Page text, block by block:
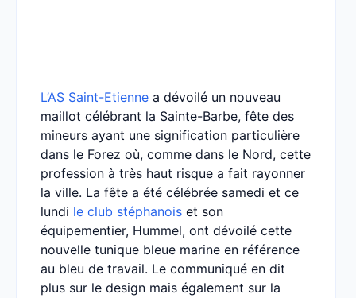
L’AS Saint-Etienne a dévoilé un nouveau
maillot célébrant la Sainte-Barbe, fête des
mineurs ayant une signification particulière
dans le Forez où, comme dans le Nord, cette
profession à très haut risque a fait rayonner
la ville. La fête a été célébrée samedi et ce
lundi le club stéphanois et son
équipementier, Hummel, ont dévoilé cette
nouvelle tunique bleue marine en référence
au bleu de travail. Le communiqué en dit
plus sur le design mais également sur la